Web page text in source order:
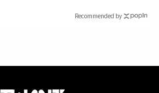
Recommended by